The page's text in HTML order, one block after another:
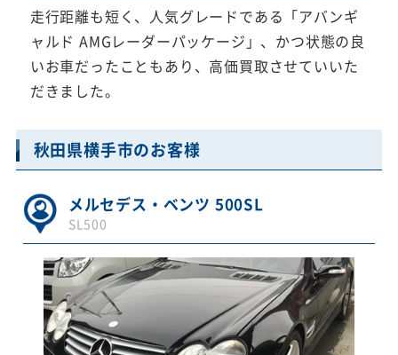
走行距離も短く、人気グレードである「アバンギ
ャルド AMGレーダーパッケージ」、かつ状態の良
いお車だったこともあり、高価買取させていいた
だきました。
秋田県横手市のお客様
メルセデス・ベンツ 500SL
SL500